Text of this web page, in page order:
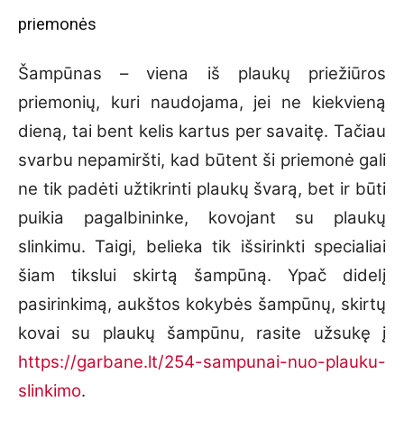
priemonės
Šampūnas – viena iš plaukų priežiūros
priemonių, kuri naudojama, jei ne kiekvieną
dieną, tai bent kelis kartus per savaitę. Tačiau
svarbu nepamiršti, kad būtent ši priemonė gali
ne tik padėti užtikrinti plaukų švarą, bet ir būti
puikia pagalbininke, kovojant su plaukų
slinkimu. Taigi, belieka tik išsirinkti specialiai
šiam tikslui skirtą šampūną. Ypač didelį
pasirinkimą, aukštos kokybės šampūnų, skirtų
kovai su plaukų šampūnu, rasite užsukę į
https://garbane.lt/254-sampunai-nuo-plauku-
slinkimo.